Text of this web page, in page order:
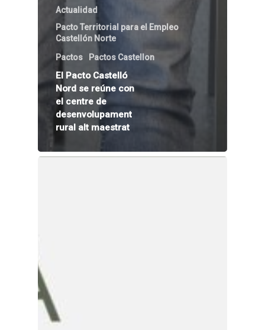
Actualidad
Pacto Territorial para el Empleo
Castellón Norte
Pactos
Pactos Castellon
El Pacto Castelló
Nord se reúne con
el centre de
desenvolupament
rural alt maestrat